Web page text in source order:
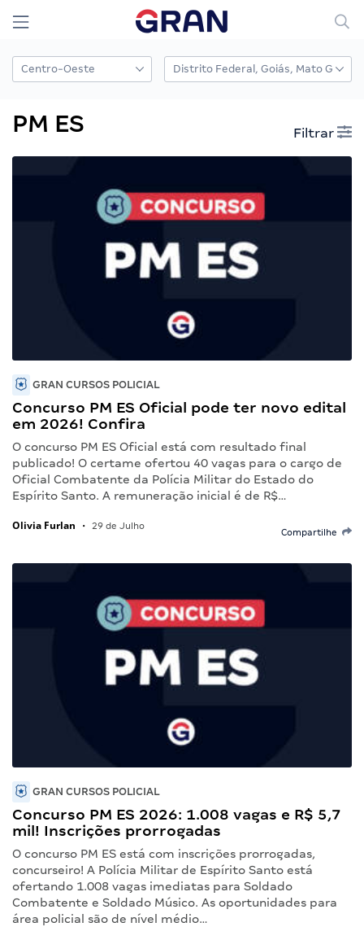
PM ES Filtrar
GRAN CURSOS POLICIAL
Concurso PM ES Oficial pode ter novo edital
em 2026! Confira
O concurso PM ES Oficial está com resultado final
publicado! O certame ofertou 40 vagas para o cargo de
Oficial Combatente da Polícia Militar do Estado do
Espírito Santo. A remuneração inicial é de R$…
Olivia Furlan • 29 de Julho
Compartilhe
GRAN CURSOS POLICIAL
Concurso PM ES 2026: 1.008 vagas e R$ 5,7
mil! Inscrições prorrogadas
O concurso PM ES está com inscrições prorrogadas,
concurseiro! A Polícia Militar de Espírito Santo está
ofertando 1.008 vagas imediatas para Soldado
Combatente e Soldado Músico. As oportunidades para
área policial são de nível médio…